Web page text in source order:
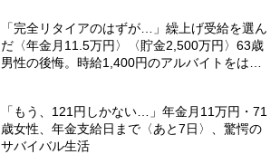
「完全リタイアのはずが…」繰上げ受給を選ん
だ〈年金月11.5万円〉〈貯金2,500万円〉63歳
男性の後悔。時給1,400円のアルバイトをはじ
「もう、121円しかない…」年金月11万円・71
歳女性、年金支給日まで〈あと7日〉、驚愕の
サバイバル生活